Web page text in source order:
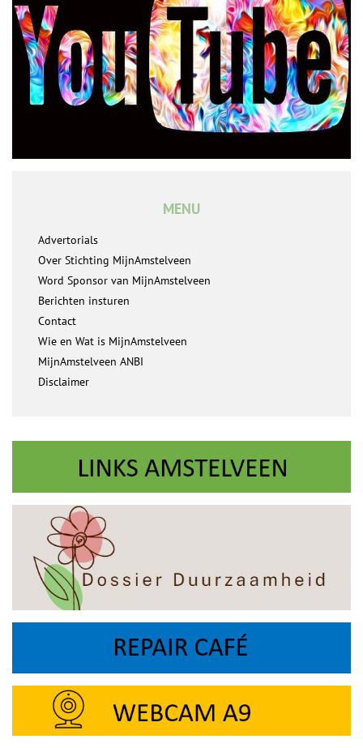
MENU
Advertorials
Over Stichting MijnAmstelveen
Word Sponsor van MijnAmstelveen
Berichten insturen
Contact
Wie en Wat is MijnAmstelveen
MijnAmstelveen ANBI
Disclaimer